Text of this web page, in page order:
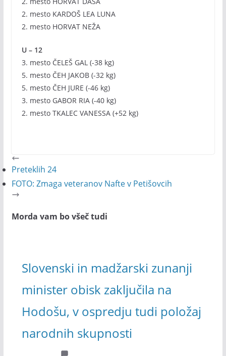
2. mesto KARDOŠ LEA LUNA
2. mesto HORVAT NEŽA
U – 12
3. mesto ČELEŠ GAL (-38 kg)
5. mesto ČEH JAKOB (-32 kg)
5. mesto ČEH JURE (-46 kg)
3. mesto GABOR RIA (-40 kg)
2. mesto TKALEC VANESSA (+52 kg)
Preteklih 24
FOTO: Zmaga veteranov Nafte v Petišovcih
Morda vam bo všeč tudi
Slovenski in madžarski zunanji
minister obisk zaključila na
Hodošu, v ospredju tudi položaj
narodnih skupnosti